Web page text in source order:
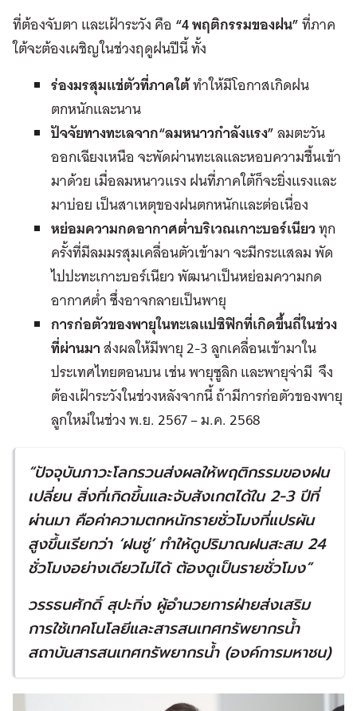
ที่ต้องจับตา และเฝ้าระวัง คือ “4 พฤติกรรมของฝน”ที่ภาค
ใต้จะต้องเผชิญในช่วงฤดูฝนปีนี้ ทั้ง
ร่องมรสุมแช่ตัวที่ภาคใต้ทำให้มีโอกาสเกิดฝน
ตกหนักและนาน
ปัจจัยทางทะเลจาก“ลมหนาวกำลังแรง”ลมตะวัน
ออกเฉียงเหนือ จะพัดผ่านทะเลและหอบความชื้นเข้า
มาด้วย เมื่อลมหนาวแรง ฝนที่ภาคใต้ก็จะยิ่งแรงและ
มาบ่อย เป็นสาเหตุของฝนตกหนักและต่อเนื่อง
หย่อมความกดอากาศต่ำบริเวณเกาะบอร์เนียวทุก
ครั้งที่มีลมมรสุมเคลื่อนตัวเข้ามา จะมีกระแสลม พัด
ไปปะทะเกาะบอร์เนียว พัฒนาเป็นหย่อมความกด
อากาศต่ำ ซึ่งอาจกลายเป็นพายุ
การก่อตัวของพายุในทะเลแปซิฟิกที่เกิดขึ้นถี่ในช่วง
ที่ผ่านมาส่งผลให้มีพายุ 2-3 ลูกเคลื่อนเข้ามาใน
ประเทศไทยตอนบน เช่น พายุซูลิก และพายุจ่ามี จึง
ต้องเฝ้าระวังในช่วงหลังจากนี้ ถ้ามีการก่อตัวของพายุ
ลูกใหม่ในช่วง พ.ย. 2567 – ม.ค. 2568
“ปัจจุบันภาวะโลกรวนส่งผลให้พฤติกรรมของฝน
เปลี่ยน สิ่งที่เกิดขึ้นและจับสังเกตได้ใน2-3ปีที่
ผ่านมา คือค่าความตกหนักรายชั่วโมงที่แปรผัน
สูงขึ้นเรียกว่า ‘ฝนซู่’ ทำให้ดูปริมาณฝนสะสม24
ชั่วโมงอย่างเดียวไม่ได้ ต้องดูเป็นรายชั่วโมง”
วรรธนศักดิ์ สุปะกิ่ง ผู้อำนวยการฝ่ายส่งเสริม
การใช้เทคโนโลยีและสารสนเทศทรัพยากรน้ำ
สถาบันสารสนเทศทรัพยากรน้ำ (องค์การมหาชน)